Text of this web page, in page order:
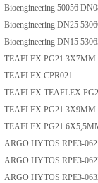
Bioengineering 50056
Bioengineering DN25
Bioengineering DN15
TEAFLEX PG21
TEAFLEX CPR021
TEAFLEX TEAFLEX
TEAFLEX PG21
TEAFLEX PG21
ARGO HYTOS RPE3-
ARGO HYTOS RPE3-
ARGO HYTOS RPE3-